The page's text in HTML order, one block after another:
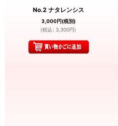
No.2 ナタレンシス
3,000円(税別)
(税込 : 3,300円)